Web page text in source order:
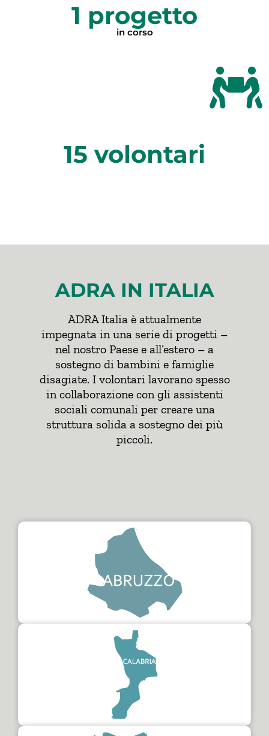
in corso
1 progetto
15 volontari
ADRA IN ITALIA
ADRA Italia è attualmente
impegnata in una serie di progetti –
nel nostro Paese e all’estero – a
sostegno di bambini e famiglie
disagiate. I volontari lavorano spesso
in collaborazione con gli assistenti
sociali comunali per creare una
struttura solida a sostegno dei più
piccoli.